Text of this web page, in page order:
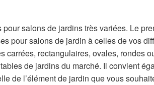
salons de jardins très variées. Le
pour salons de jardin à celles de vos
carrées, rectangulaires, ovales, rondes
de jardins du marché. Il convient
de l’élément de jardin que vous